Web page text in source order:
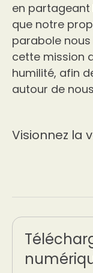
en partageant
que notre
parabole
cette mission
humilité, afin
autour de
Visionnez la